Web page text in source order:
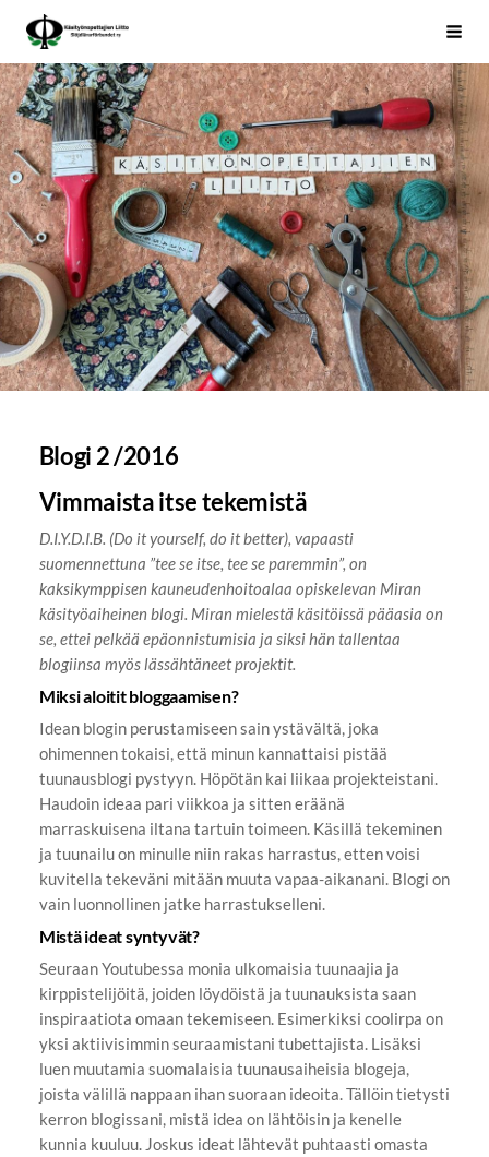
Siirry
sivun
sisältöön
Käsityönopettajien Liitto
Blogi 2 /2016
Vimmaista itse tekemistä
D.I.Y.D.I.B. (Do it yourself, do it better), vapaasti
suomennettuna ”tee se itse, tee se paremmin”, on
kaksikymppisen kauneudenhoitoalaa opiskelevan Miran
käsityöaiheinen blogi. Miran mielestä käsitöissä pääasia on
se, ettei pelkää epäonnistumisia ja siksi hän tallentaa
blogiinsa myös lässähtäneet projektit.
Miksi aloitit bloggaamisen?
Idean blogin perustamiseen sain ystävältä, joka
ohimennen tokaisi, että minun kannattaisi pistää
tuunausblogi pystyyn. Höpötän kai liikaa projekteistani.
Haudoin ideaa pari viikkoa ja sitten eräänä
marraskuisena iltana tartuin toimeen. Käsillä tekeminen
ja tuunailu on minulle niin rakas harrastus, etten voisi
kuvitella tekeväni mitään muuta vapaa-aikanani. Blogi on
vain luonnollinen jatke harrastukselleni.
Mistä ideat syntyvät?
Seuraan Youtubessa monia ulkomaisia tuunaajia ja
kirppistelijöitä, joiden löydöistä ja tuunauksista saan
inspiraatiota omaan tekemiseen. Esimerkiksi coolirpa on
yksi aktiivisimmin seuraamistani tubettajista. Lisäksi
luen muutamia suomalaisia tuunausaiheisia blogeja,
joista välillä nappaan ihan suoraan ideoita. Tällöin tietysti
kerron blogissani, mistä idea on lähtöisin ja kenelle
kunnia kuuluu. Joskus ideat lähtevät puhtaasti omasta